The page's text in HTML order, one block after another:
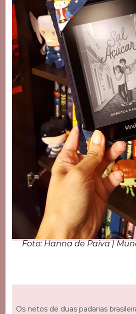
Foto: Hanna de Paiva |
Os netos de duas padarias